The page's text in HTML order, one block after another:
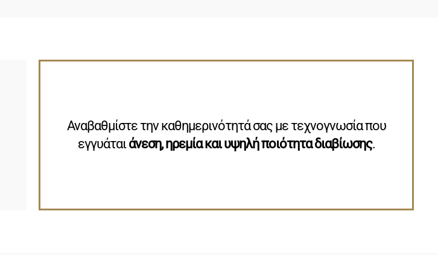
Αναβαθμίστε την καθημερινότητά σας με τεχνογνωσία που
εγγυάταιάνεση, ηρεμία και υψηλή ποιότητα διαβίωσης.